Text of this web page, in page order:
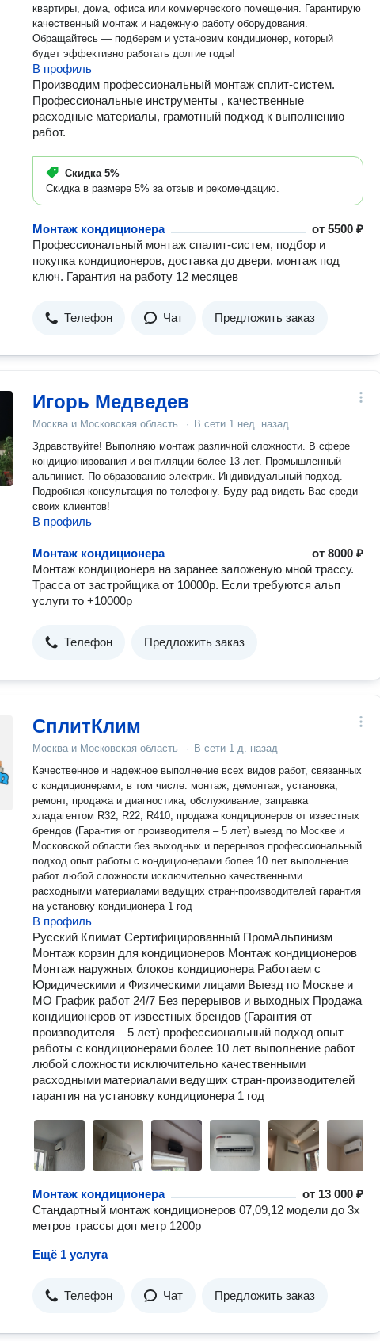
квартиры, дома, офиса или коммерческого помещения. Гарантирую
качественный монтаж и надежную работу оборудования.
Обращайтесь — подберем и установим кондиционер, который
будет эффективно работать долгие годы!
В профиль
Производим профессиональный монтаж сплит-систем.
Профессиональные инструменты , качественные
расходные материалы, грамотный подход к выполнению
работ.
Скидка 5%
Скидка в размере 5% за отзыв и рекомендацию.
Монтаж кондиционера от5500 ₽
Профессиональный монтаж спалит-систем, подбор и
покупка кондиционеров, доставка до двери, монтаж под
ключ. Гарантия на работу 12 месяцев
Телефон Чат Предложить заказ
Игорь Медведев
Москва и Московская область · В сети 1 нед. назад
Здравствуйте! Выполняю монтаж различной сложности. В сфере
кондиционирования и вентиляции более 13 лет. Промышленный
альпинист. По образованию электрик. Индивидуальный подход.
Подробная консультация по телефону. Буду рад видеть Вас среди
своих клиентов!
В профиль
Монтаж кондиционера от8000 ₽
Монтаж кондиционера на заранее заложеную мной трассу.
Трасса от застройщика от 10000р. Если требуются альп
услуги то +10000р
Телефон Предложить заказ
СплитКлим
Москва и Московская область · В сети 1 д. назад
Качественное и надежное выполнение всех видов работ, связанных
с кондиционерами, в том числе: монтаж, демонтаж, установка,
ремонт, продажа и диагностика, обслуживание, заправка
хладагентом R32, R22, R410, продажа кондиционеров от известных
брендов (Гарантия от производителя – 5 лет) выезд по Москве и
Московской области без выходных и перерывов профессиональный
подход опыт работы с кондиционерами более 10 лет выполнение
работ любой сложности исключительно качественными
расходными материалами ведущих стран-производителей гарантия
на установку кондиционера 1 год
В профиль
Русский Климат Сертифицированный ПромАльпинизм
Монтаж корзин для кондиционеров Монтаж кондиционеров
Монтаж наружных блоков кондиционера Работаем с
Юридическими и Физическими лицами Выезд по Москве и
МО График работ 24/7 Без перерывов и выходных Продажа
кондиционеров от известных брендов (Гарантия от
производителя – 5 лет) профессиональный подход опыт
работы с кондиционерами более 10 лет выполнение работ
любой сложности исключительно качественными
расходными материалами ведущих стран-производителей
гарантия на установку кондиционера 1 год
Монтаж кондиционера от 13 000 ₽
Стандартный монтаж кондиционеров 07,09,12 модели до 3х
метров трассы доп метр 1200р
Ещё 1 услуга
Телефон Чат Предложить заказ